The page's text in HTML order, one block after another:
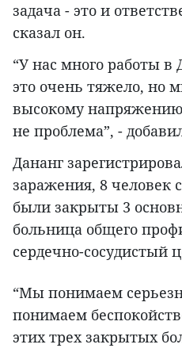
задача - это и
сказал он.
“У нас много работы в
это очень тяжело, но
высокому напряжению
не проблема”, -
Дананг
заражения, 8 человек
были закрыты 3
больница общего
сердечно-сосудистый
“Мы понимаем
понимаем
этих трех закрытых